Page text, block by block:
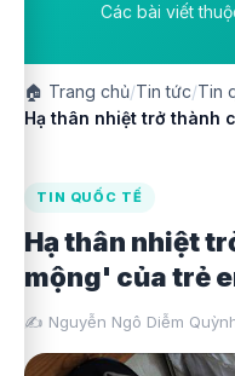
Các bài viết
🏠 Trang chủ/Tin tức/Tin
Hạ thân nhiệt trở thành
TIN QUỐC TẾ
Hạ thân nhiệt
mộng' của trẻ
✍️ Nguyễn Ngô Diễm